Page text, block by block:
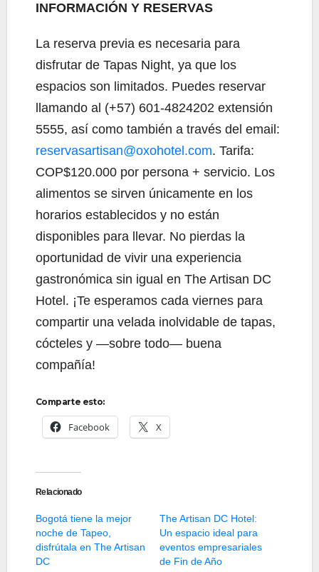
INFORMACIÓN Y RESERVAS
La reserva previa es necesaria para
disfrutar de Tapas Night, ya que los
espacios son limitados. Puedes reservar
llamando al (+57) 601-4824202 extensión
5555, así como también a través del email:
reservasartisan@oxohotel.com. Tarifa:
COP$120.000 por persona + servicio. Los
alimentos se sirven únicamente en los
horarios establecidos y no están
disponibles para llevar. No pierdas la
oportunidad de vivir una experiencia
gastronómica sin igual en The Artisan DC
Hotel. ¡Te esperamos cada viernes para
compartir una velada inolvidable de tapas,
cócteles y —sobre todo— buena
compañía!
Comparte esto:
Facebook X
Relacionado
Bogotá tiene la mejor
noche de Tapeo,
disfrútala en The Artisan
DC
The Artisan DC Hotel:
Un espacio ideal para
eventos empresariales
de Fin de Año